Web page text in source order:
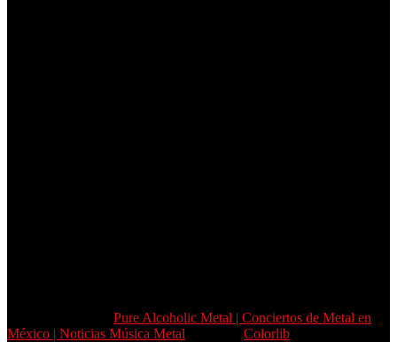
Pure Alcoholic Metal | Conciertos de Metal en
México | Noticias Música Metal
Colorlib